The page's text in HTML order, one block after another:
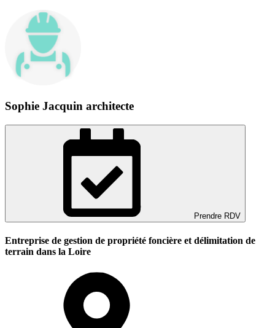
Sophie Jacquin architecte
Prendre RDV
Entreprise de gestion de propriété foncière et délimitation de
terrain dans la Loire